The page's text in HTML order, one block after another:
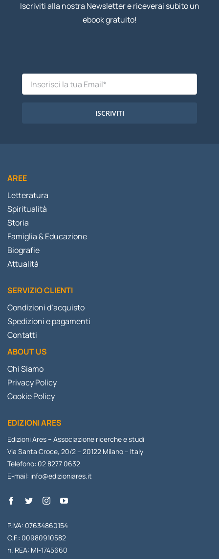
Iscriviti alla nostra Newsletter e riceverai subito un
ebook gratuito!
ISCRIVITI
AREE
Letteratura
Spiritualità
Storia
Famiglia & Educazione
Biografie
Attualità
SERVIZIO CLIENTI
Condizioni d’acquisto
Spedizioni e pagamenti
Contatti
ABOUT US
Chi Siamo
Privacy Policy
Cookie Policy
EDIZIONI ARES
Edizioni Ares – Associazione ricerche e studi
Via Santa Croce, 20/2 – 20122 Milano – Italy
Telefono: 02 8277 0632
E-mail: info@edizioniares.it
P.IVA: 07634860154
C.F.: 00980910582
n. REA: MI-1745660